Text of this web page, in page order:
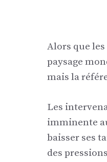
Alors que
paysage
mais la
Les
imminente
baisser ses
des